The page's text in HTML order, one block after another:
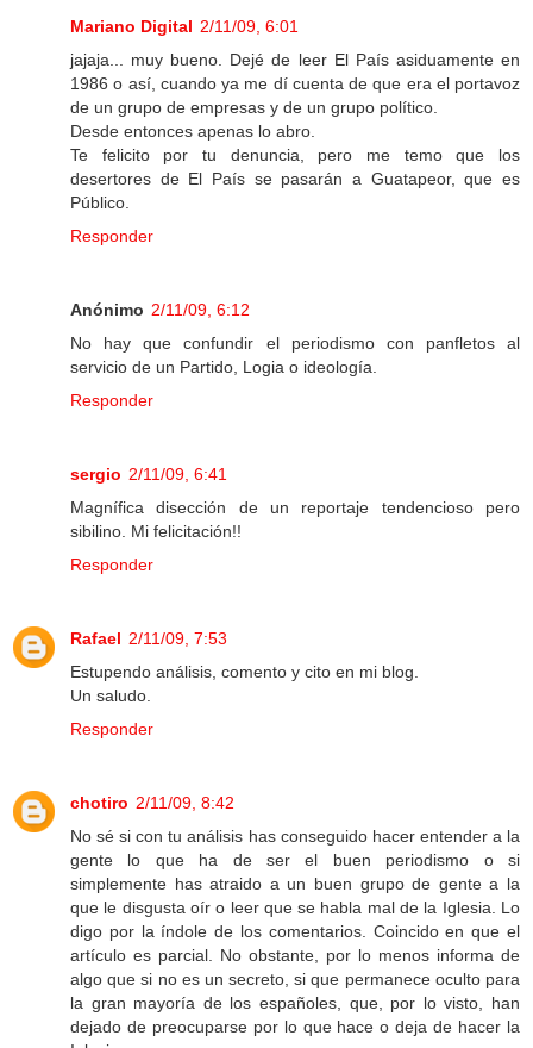
Mariano Digital 2/11/09, 6:01
jajaja... muy bueno. Dejé de leer El País asiduamente en
1986 o así, cuando ya me dí cuenta de que era el portavoz
de un grupo de empresas y de un grupo político.
Desde entonces apenas lo abro.
Te felicito por tu denuncia, pero me temo que los
desertores de El País se pasarán a Guatapeor, que es
Público.
Responder
Anónimo 2/11/09, 6:12
No hay que confundir el periodismo con panfletos al
servicio de un Partido, Logia o ideología.
Responder
sergio 2/11/09, 6:41
Magnífica disección de un reportaje tendencioso pero
sibilino. Mi felicitación!!
Responder
Rafael 2/11/09, 7:53
Estupendo análisis, comento y cito en mi blog.
Un saludo.
Responder
chotiro 2/11/09, 8:42
No sé si con tu análisis has conseguido hacer entender a la
gente lo que ha de ser el buen periodismo o si
simplemente has atraido a un buen grupo de gente a la
que le disgusta oír o leer que se habla mal de la Iglesia. Lo
digo por la índole de los comentarios. Coincido en que el
artículo es parcial. No obstante, por lo menos informa de
algo que si no es un secreto, si que permanece oculto para
la gran mayoría de los españoles, que, por lo visto, han
dejado de preocuparse por lo que hace o deja de hacer la